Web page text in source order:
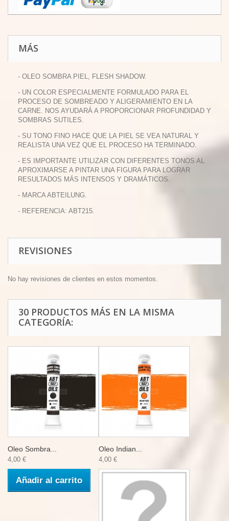
MÁS
- OLEO SOMBRA PIEL, FLESH SHADOW.
- UN COLOR ESPECIALMENTE FORMULADO PARA EL
PROCESO DE SOMBREADO Y ALIGERAMIENTO EN LA
CARNE. NOS AYUDARÁ A PROPORCIONAR PROFUNDIDAD Y
SOMBRAS SUTILES.
- SU TONO FINO HACE QUE LA PIEL SE VEA NATURAL Y
REALISTA UNA VEZ QUE EL PROCESO HA TERMINADO.
- ES IMPORTANTE UTILIZAR CON DIFERENTES TONOS AL
APROXIMARSE A PINTAR UNA FIGURA PARA LOGRAR
RESULTADOS MÁS INTENSOS Y DRAMÁTICOS.
- MARCA ABTEILUNG.
- REFERENCIA: ABT215.
REVISIONES
No hay revisiones de clientes en estos momentos.
30 PRODUCTOS MÁS EN LA MISMA
CATEGORÍA:
Oleo Sombra...
4,00 €
Añadir al carrito
Oleo Indian...
4,00 €